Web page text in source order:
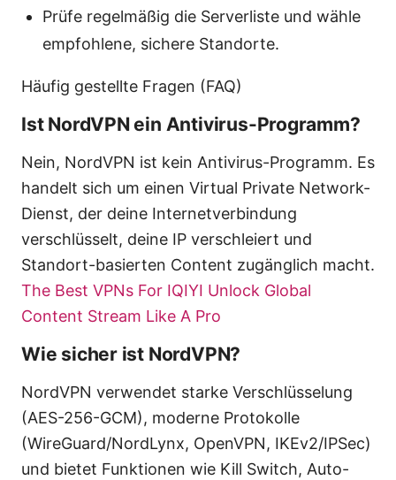
Prüfe regelmäßig die Serverliste und wähle
empfohlene, sichere Standorte.
Häufig gestellte Fragen (FAQ)
Ist NordVPN ein Antivirus-Programm?
Nein, NordVPN ist kein Antivirus-Programm. Es
handelt sich um einen Virtual Private Network-
Dienst, der deine Internetverbindung
verschlüsselt, deine IP verschleiert und
Standort-basierten Content zugänglich macht.
The Best VPNs For IQIYI Unlock Global
Content Stream Like A Pro
Wie sicher ist NordVPN?
NordVPN verwendet starke Verschlüsselung
(AES-256-GCM), moderne Protokolle
(WireGuard/NordLynx, OpenVPN, IKEv2/IPSec)
und bietet Funktionen wie Kill Switch, Auto-